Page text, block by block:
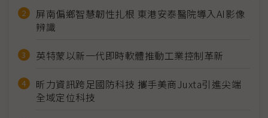
屏南偏鄉智慧韌性扎根 東港安泰醫院導入AI影像
辨識
英特蒙以新一代即時軟體推動工業控制革新
昕力資訊跨足國防科技 攜手美商Juxta引進尖端
全域定位科技